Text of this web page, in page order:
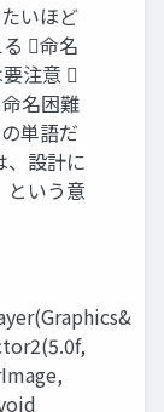
いほど
命名
注意 
名困難
単語だ
、設計に
という意